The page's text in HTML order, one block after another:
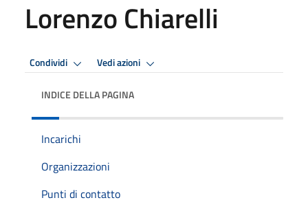
Lorenzo Chiarelli
Condividi Vedi azioni
INDICE DELLA PAGINA
Incarichi
Organizzazioni
Punti di contatto